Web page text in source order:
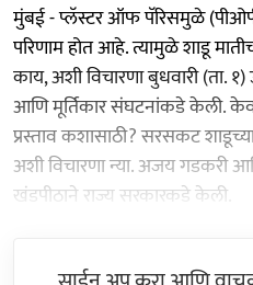
मुंबई - प्लॅस्टर ऑफ पॅरिसमुळे
परिणाम होत आहे. त्यामुळे शाडू
काय, अशी विचारणा बुधवारी (ता.
आणि मूर्तिकार संघटनांकडे केली.
प्रस्ताव कशासाठी? सरसकट शाडूच्या
अशी विचारणा न्या. अजय गडकरी
खंडपीठाने राज्य सरकारकडे केली.